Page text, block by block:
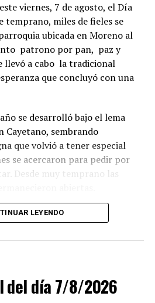
viernes, 7 de agosto, el Día
temprano, miles de fieles se
ubicada en Moreno al
patrono por pan, paz y
llevó a cabo la tradicional
que concluyó con una
se desarrolló bajo el lema
Cayetano, sembrando
que volvió a tener especial
se acercaron para pedir por
Desde muy temprano las
del santuario de Moreno al
jóvenes y niños y fieles se
banderas, espigas y distintas
y organizaciones sociales
LEYENDO
del día 7/8/2026